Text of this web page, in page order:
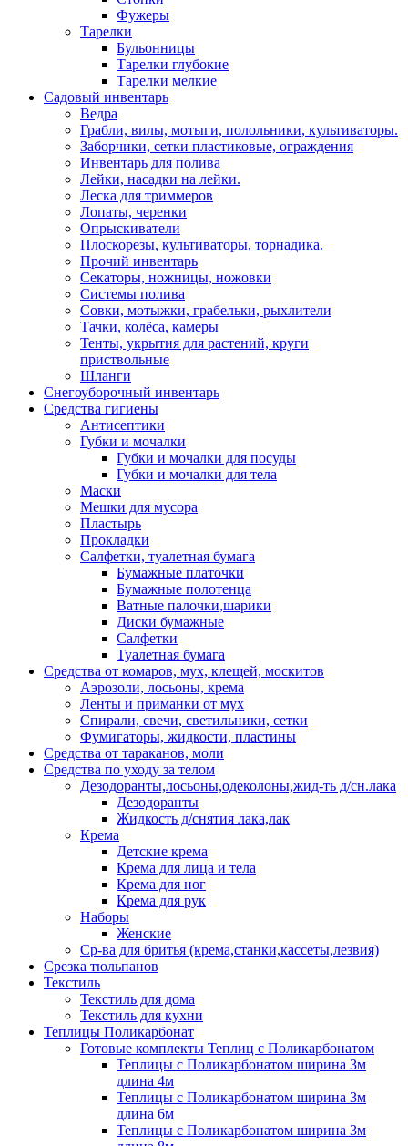
Фужеры
Тарелки
Бульонницы
Тарелки глубокие
Тарелки мелкие
Садовый инвентарь
Ведра
Грабли, вилы, мотыги, полольники, культиваторы.
Заборчики, сетки пластиковые, ограждения
Инвентарь для полива
Лейки, насадки на лейки.
Леска для триммеров
Лопаты, черенки
Опрыскиватели
Плоскорезы, культиваторы, торнадика.
Прочий инвентарь
Секаторы, ножницы, ножовки
Системы полива
Совки, мотыжки, грабельки, рыхлители
Тачки, колёса, камеры
Тенты, укрытия для растений, круги
приствольные
Шланги
Снегоуборочный инвентарь
Средства гигиены
Антисептики
Губки и мочалки
Губки и мочалки для посуды
Губки и мочалки для тела
Маски
Мешки для мусора
Пластырь
Прокладки
Салфетки, туалетная бумага
Бумажные платочки
Бумажные полотенца
Ватные палочки,шарики
Диски бумажные
Салфетки
Туалетная бумага
Средства от комаров, мух, клещей, москитов
Аэрозоли, лосьоны, крема
Ленты и приманки от мух
Спирали, свечи, светильники, сетки
Фумигаторы, жидкости, пластины
Средства от тараканов, моли
Средства по уходу за телом
Дезодоранты,лосьоны,одеколоны,жид-ть д/сн.лака
Дезодоранты
Жидкость д/снятия лака,лак
Крема
Детские крема
Крема для лица и тела
Крема для ног
Крема для рук
Наборы
Женские
Ср-ва для бритья (крема,станки,кассеты,лезвия)
Срезка тюльпанов
Текстиль
Текстиль для дома
Текстиль для кухни
Теплицы Поликарбонат
Готовые комплекты Теплиц с Поликарбонатом
Теплицы с Поликарбонатом ширина 3м
длина 4м
Теплицы с Поликарбонатом ширина 3м
длина 6м
Теплицы с Поликарбонатом ширина 3м